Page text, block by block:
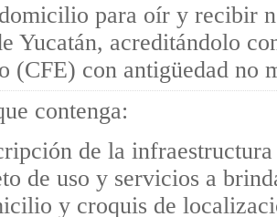
para oír y recibir
Yucatán, acreditándolo
(CFE) con antigüedad no
contenga:
de la
de uso y servicios a
y croquis de